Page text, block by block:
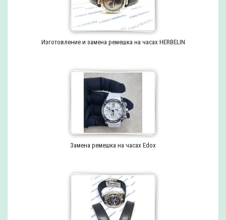
Изготовление и замена ремешка на часах HERBELIN
Замена ремешка на часах Edox